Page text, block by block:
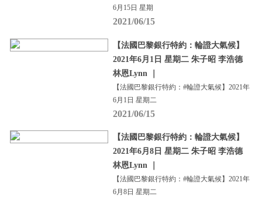
6月15日 星期
2021/06/15
【法國巴黎銀行特約：輪證大氣候】
2021年6月1日 星期二 朱子昭 李浩德
林恩Lynn ｜
【法國巴黎銀行特約：#輪證大氣候】2021年
6月1日 星期二
2021/06/15
【法國巴黎銀行特約：輪證大氣候】
2021年6月8日 星期二 朱子昭 李浩德
林恩Lynn ｜
【法國巴黎銀行特約：#輪證大氣候】2021年
6月8日 星期二